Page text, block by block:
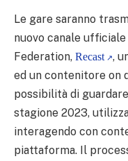
Le gare saranno
nuovo canale
Federation, Recast
,
ed un contenitore on
possibilità di
stagione 2023,
interagendo con
piattaforma. Il